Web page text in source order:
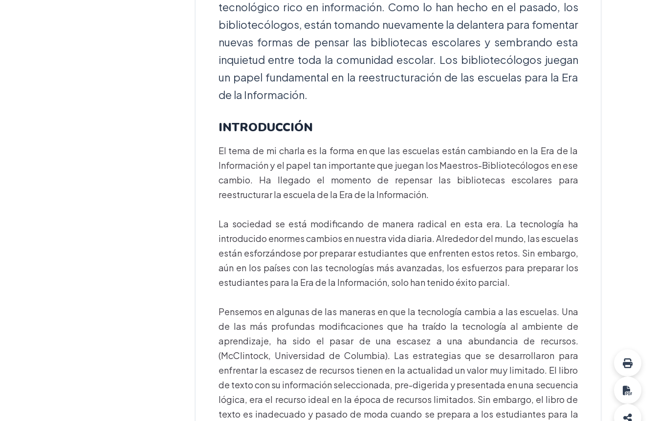
tecnológico rico en información. Como lo han hecho en el pasado, los
bibliotecólogos, están tomando nuevamente la delantera para fomentar
nuevas formas de pensar las bibliotecas escolares y sembrando esta
inquietud entre toda la comunidad escolar. Los bibliotecólogos juegan
un papel fundamental en la reestructuración de las escuelas para la Era
de la Información.
INTRODUCCIÓN
El tema de mi charla es la forma en que las escuelas están cambiando en la Era de la
Información y el papel tan importante que juegan los Maestros-Bibliotecólogos en ese
cambio. Ha llegado el momento de repensar las bibliotecas escolares para
reestructurar la escuela de la Era de la Información.
La sociedad se está modificando de manera radical en esta era. La tecnología ha
introducido enormes cambios en nuestra vida diaria. Alrededor del mundo, las escuelas
están esforzándose por preparar estudiantes que enfrenten estos retos. Sin embargo,
aún en los países con las tecnologías más avanzadas, los esfuerzos para preparar los
estudiantes para la Era de la Información, solo han tenido éxito parcial.
Pensemos en algunas de las maneras en que la tecnología cambia a las escuelas. Una
de las más profundas modificaciones que ha traído la tecnología al ambiente de
aprendizaje, ha sido el pasar de una escasez a una abundancia de recursos.
(McClintock, Universidad de Columbia). Las estrategias que se desarrollaron para
enfrentar la escasez de recursos tienen en la actualidad un valor muy limitado. El libro
de texto con su información seleccionada, pre-digerida y presentada en una secuencia
lógica, era el recurso ideal en la época de recursos limitados. Sin embargo, el libro de
texto es inadecuado y pasado de moda cuando se prepara a los estudiantes para la